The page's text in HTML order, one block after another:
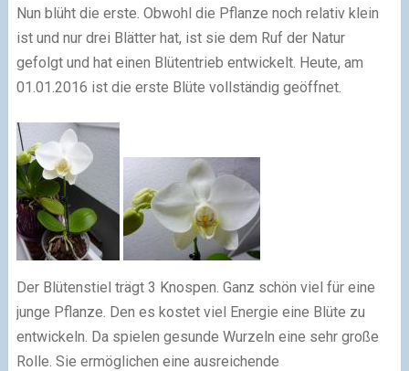
Nun blüht die erste. Obwohl die Pflanze noch relativ klein
ist und nur drei Blätter hat, ist sie dem Ruf der Natur
gefolgt und hat einen Blütentrieb entwickelt. Heute, am
01.01.2016 ist die erste Blüte vollständig geöffnet.
Der Blütenstiel trägt 3 Knospen. Ganz schön viel für eine
junge Pflanze. Den es kostet viel Energie eine Blüte zu
entwickeln. Da spielen gesunde Wurzeln eine sehr große
Rolle. Sie ermöglichen eine ausreichende